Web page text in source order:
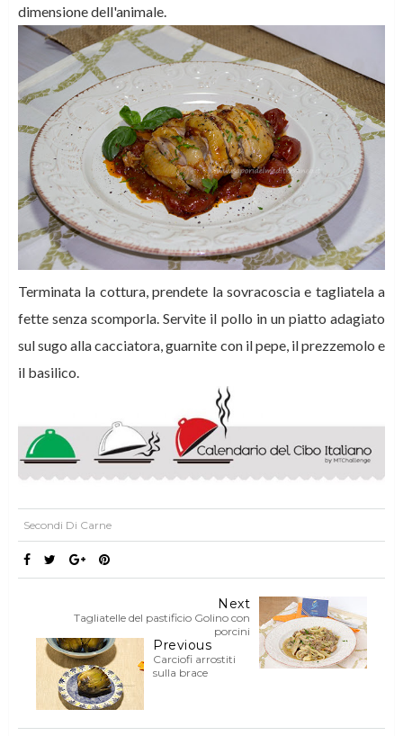
dimensione dell'animale.
Terminata la cottura, prendete la sovracoscia e tagliatela a
fette senza scomporla. Servite il pollo in un piatto adagiato
sul sugo alla cacciatora, guarnite con il pepe, il prezzemolo e
il basilico.
Secondi Di Carne
Next
Tagliatelle del pastificio Golino con
porcini
Previous
Carciofi arrostiti
sulla brace